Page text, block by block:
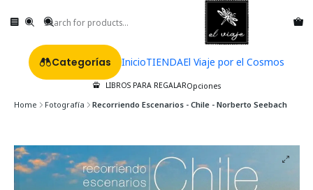
Categorías InicioTIENDAEl Viaje por el Cosmos
LIBROS PARA REGALAROpciones
Home Fotografía Recorriendo Escenarios - Chile - Norberto Seebach